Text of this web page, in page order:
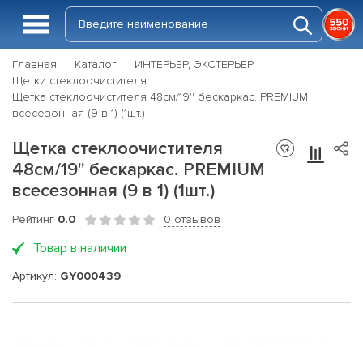
Главная Каталог
ИНТЕРЬЕР, ЭКСТЕРЬЕР
Щетки стеклоочистителя
Щетка стеклоочистителя 48см/19'' бескаркас. PREMIUM
всесезонная (9 в 1) (1шт.)
Щетка стеклоочистителя
48см/19'' бескаркас. PREMIUM
всесезонная (9 в 1) (1шт.)
Рейтинг 0.0 0 отзывов
Товар в наличии
Артикул: GY000439